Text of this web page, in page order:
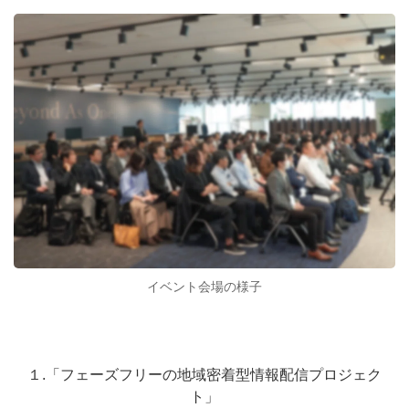
イベント会場の様子
１.「フェーズフリーの地域密着型情報配信プロジェク
ト」